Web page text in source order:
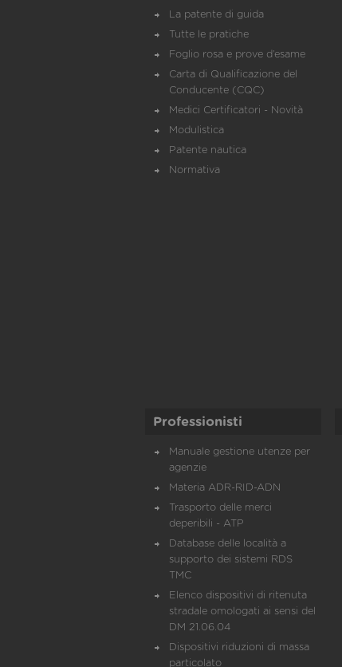
La patente di guida
Tutte le pratiche
Foglio rosa e prove d’esame
Carta di Qualificazione del
Conducente (CQC)
Medici Certificatori - Novità
Modulistica
Patente nautica
Normativa
Professionisti
Manuale gestione utenze per
agenzie
Materia ADR-RID-ADN
Trasporto delle merci
deperibili - ATP
Database delle località a
supporto dei sistemi RDS
TMC
Elenco dispositivi di ritenuta
stradale omologati ai sensi del
DM 21.06.04
Dispositivi riduzioni di massa
particolato